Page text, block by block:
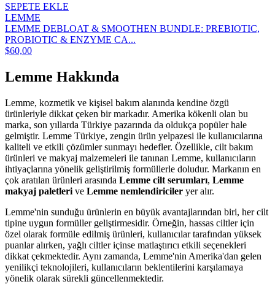
SEPETE EKLE
LEMME
LEMME DEBLOAT & SMOOTHEN BUNDLE: PREBIOTIC,
PROBIOTIC & ENZYME CA...
$60,00
Lemme Hakkında
Lemme, kozmetik ve kişisel bakım alanında kendine özgü
ürünleriyle dikkat çeken bir markadır. Amerika kökenli olan bu
marka, son yıllarda Türkiye pazarında da oldukça popüler hale
gelmiştir. Lemme Türkiye, zengin ürün yelpazesi ile kullanıcılarına
kaliteli ve etkili çözümler sunmayı hedefler. Özellikle, cilt bakım
ürünleri ve makyaj malzemeleri ile tanınan Lemme, kullanıcıların
ihtiyaçlarına yönelik geliştirilmiş formüllerle doludur. Markanın en
çok aratılan ürünleri arasında Lemme cilt serumları, Lemme
makyaj paletleri ve Lemme nemlendiriciler yer alır.
Lemme'nin sunduğu ürünlerin en büyük avantajlarından biri, her cilt
tipine uygun formüller geliştirmesidir. Örneğin, hassas ciltler için
özel olarak formüle edilmiş ürünleri, kullanıcılar tarafından yüksek
puanlar alırken, yağlı ciltler içinse matlaştırıcı etkili seçenekleri
dikkat çekmektedir. Aynı zamanda, Lemme'nin Amerika'dan gelen
yenilikçi teknolojileri, kullanıcıların beklentilerini karşılamaya
yönelik olarak sürekli güncellenmektedir.